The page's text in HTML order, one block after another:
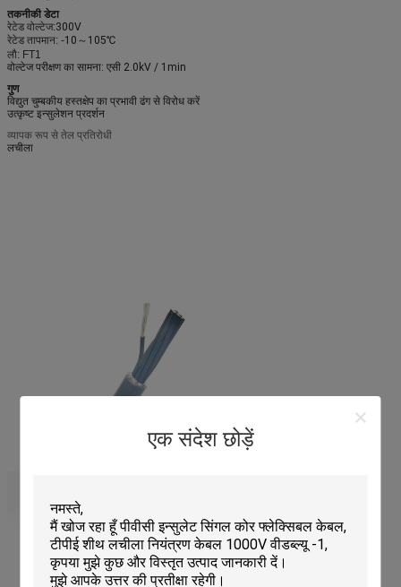
एक संदेश छोड़ें
तकनीकी डेटा
रेटेड वोल्टेज:300V
रेटेड तापमान: -10～105℃
लौ: FT1
वोल्टेज परीक्षण का सामना: एसी 2.0kV / 1min
गुण
विद्युत चुम्बकीय हस्तक्षेप का प्रभावी ढंग से विरोध करें
उत्कृष्ट इन्सुलेशन प्रदर्शन
व्यापक रूप से तेल प्रतिरोधी
लचीला